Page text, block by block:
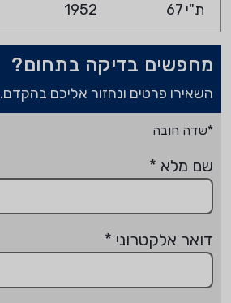
ת"י 67 1952
מחפשים בדיקה בתחום?
השאירו פרטים ונחזור אליכם בהקדם.
*שדה חובה
שם מלא *
דואר אלקטרוני *